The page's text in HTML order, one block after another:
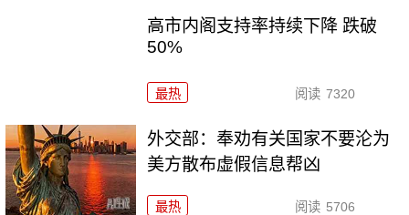
高市内阁支持率持续下降 跌破
50%
最热 阅读 7320
外交部：奉劝有关国家不要沦为
美方散布虚假信息帮凶
最热 阅读 5706